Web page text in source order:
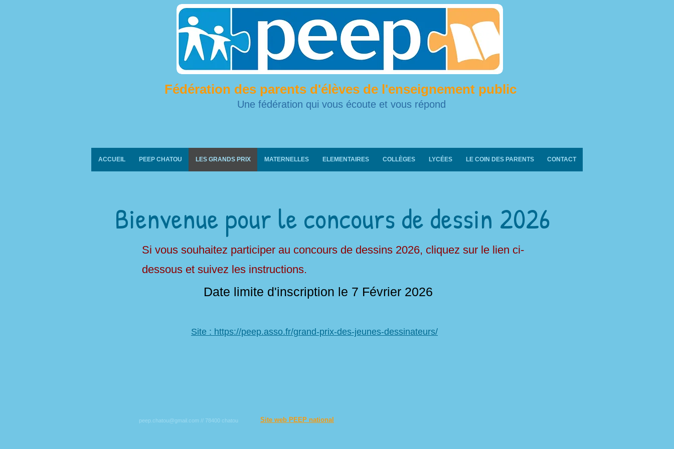
Fédération des parents d'élèves de l'enseignement public
Une fédération qui vous écoute et vous répond
ACCUEIL PEEP CHATOU LES GRANDS PRIX MATERNELLES ELEMENTAIRES COLLÈGES LYCÉES LE COIN DES PARENTS CONTACT
Bienvenue pour le concours de dessin 2026
Si vous souhaitez participer au concours de dessins 2026, cliquez sur le lien ci-
dessous et suivez les instructions.
Date limite d'inscription le 7 Février 2026
Site : https://peep.asso.fr/grand-prix-des-jeunes-dessinateurs/
peep.chatou@gmail.com // 78400 chatou Site web PEEP national